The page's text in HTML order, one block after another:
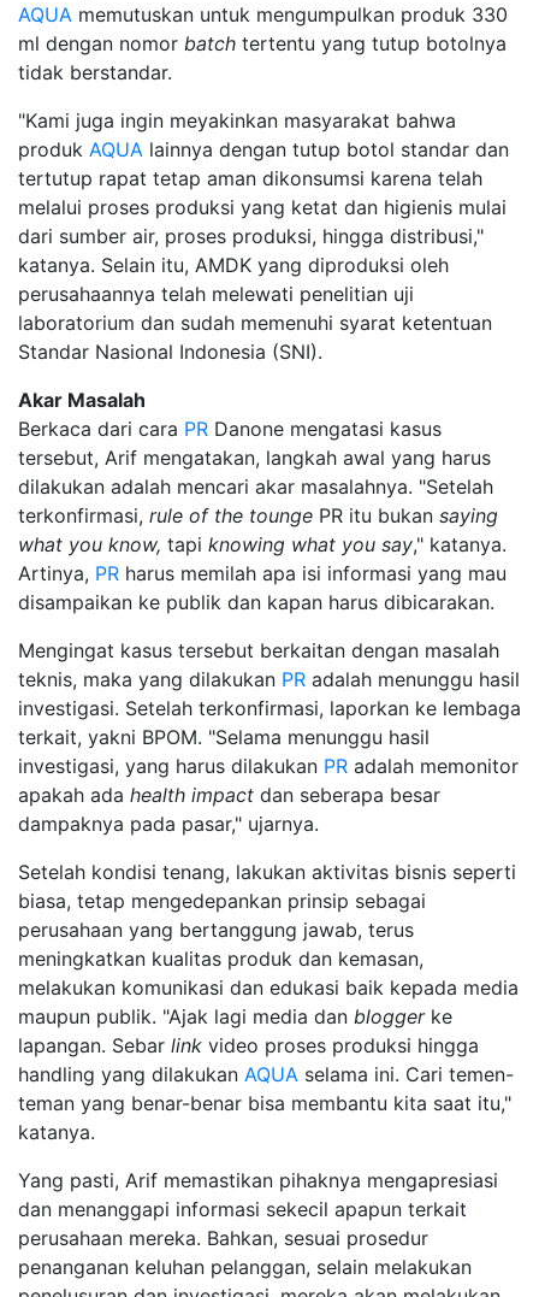
AQUA memutuskan untuk mengumpulkan produk 330
ml dengan nomor batch tertentu yang tutup botolnya
tidak berstandar.
"Kami juga ingin meyakinkan masyarakat bahwa
produk AQUA lainnya dengan tutup botol standar dan
tertutup rapat tetap aman dikonsumsi karena telah
melalui proses produksi yang ketat dan higienis mulai
dari sumber air, proses produksi, hingga distribusi,"
katanya. Selain itu, AMDK yang diproduksi oleh
perusahaannya telah melewati penelitian uji
laboratorium dan sudah memenuhi syarat ketentuan
Standar Nasional Indonesia (SNI).
Akar Masalah
Berkaca dari cara PR Danone mengatasi kasus
tersebut, Arif mengatakan, langkah awal yang harus
dilakukan adalah mencari akar masalahnya. "Setelah
terkonfirmasi, rule of the tounge PR itu bukan saying
what you know, tapi knowing what you say," katanya.
Artinya, PR harus memilah apa isi informasi yang mau
disampaikan ke publik dan kapan harus dibicarakan.
Mengingat kasus tersebut berkaitan dengan masalah
teknis, maka yang dilakukan PR adalah menunggu hasil
investigasi. Setelah terkonfirmasi, laporkan ke lembaga
terkait, yakni BPOM. "Selama menunggu hasil
investigasi, yang harus dilakukan PR adalah memonitor
apakah ada health impact dan seberapa besar
dampaknya pada pasar," ujarnya.
Setelah kondisi tenang, lakukan aktivitas bisnis seperti
biasa, tetap mengedepankan prinsip sebagai
perusahaan yang bertanggung jawab, terus
meningkatkan kualitas produk dan kemasan,
melakukan komunikasi dan edukasi baik kepada media
maupun publik. "Ajak lagi media dan bloggerke
lapangan. Sebar link video proses produksi hingga
handling yang dilakukan AQUA selama ini. Cari temen-
teman yang benar-benar bisa membantu kita saat itu,"
katanya.
Yang pasti, Arif memastikan pihaknya mengapresiasi
dan menanggapi informasi sekecil apapun terkait
perusahaan mereka. Bahkan, sesuai prosedur
penanganan keluhan pelanggan, selain melakukan